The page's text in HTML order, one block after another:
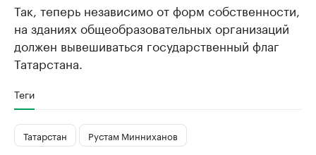
Так, теперь независимо от форм собственности,
на зданиях общеобразовательных организаций
должен вывешиваться государственный флаг
Татарстана.
Теги
Татарстан Рустам Минниханов